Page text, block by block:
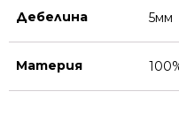
Дебелина 5мм
Материя